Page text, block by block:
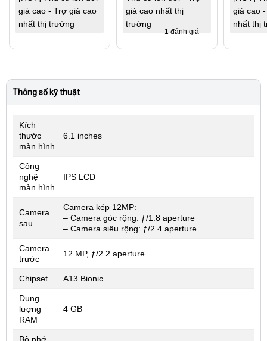
giá cao - Trợ giá cao
nhất thị trường
giá cao nhất thị
trường
1 đánh giá
giá cao
nhất thị
Thông số kỹ thuật
Kích
thước
màn hình
6.1 inches
Công
nghệ
màn hình
IPS LCD
Camera
sau
Camera kép 12MP:
– Camera góc rộng: ƒ/1.8 aperture
– Camera siêu rộng: ƒ/2.4 aperture
Camera
trước
12 MP, ƒ/2.2 aperture
Chipset A13 Bionic
Dung
lượng
RAM
4 GB
Bộ nhớ